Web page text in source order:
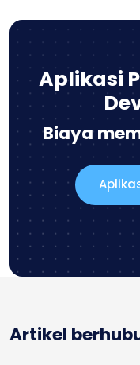
Aplikasi
Biaya
Artikel